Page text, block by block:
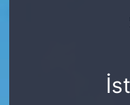
KÖŞE
KÜLTÜR SANAT